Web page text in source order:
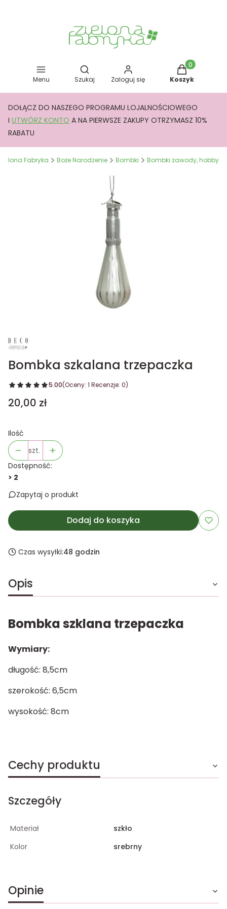
Menu
Otwórz wyszukiwarkę
Szukaj Zaloguj się
Produkty w
Koszyk
DOŁĄCZ DO NASZEGO PROGRAMU LOJALNOŚCIOWEGO
I UTWÓRZ KONTO A NA PIERWSZE ZAKUPY OTRZYMASZ 10%
RABATU
Zielona Fabryka Boże Narodzenie Bombki Bombki zawody, hobby
Bombka szkalana trzepaczka
5.00(Oceny: 1 Recenzje: 0)
Cena
20,00 zł
Ilość
szt.
Dostępność:
> 2
Zapytaj o produkt
Dodaj do koszyka
Czas wysyłki:48 godzin
Opis
Bombka szklana trzepaczka
Wymiary:
długość: 8,5cm
szerokość: 6,5cm
wysokość: 8cm
Cechy produktu
Szczegóły
Materiał
szkło
Kolor
srebrny
Opinie